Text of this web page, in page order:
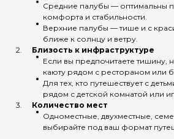
Средние палубы — оптимальны
комфорта и стабильности.
Верхние палубы — тише и с
ближе к солнцу и ветру.
Близость к инфраструктуре
Если вы предпочитаете тишину,
каюту рядом с рестораном или
Для тех, кто путешествует с
рядом с детской комнатой или
Количество мест
Одноместные, двухместные,
выбирайте под ваш формат